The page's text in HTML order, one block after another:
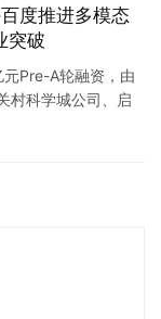
度推进多模态
突破
Pre-A轮融资，由
村科学城公司、启